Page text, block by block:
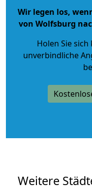
Wir legen los,
von Wolfsburg
Holen Sie
unverbindliche
Weitere